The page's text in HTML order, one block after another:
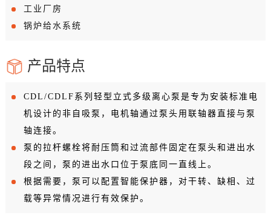
工业厂房
锅炉给水系统
产品特点
CDL/CDLF系列轻型立式多级离心泵是专为安装标准电
机设计的非自吸泵，电机轴通过泵头用联轴器直接与泵
轴连接。
泵的拉杆螺栓将耐压筒和过流部件固定在泵头和进出水
段之间，泵的进出水口位于泵底同一直线上。
根据需要，泵可以配置智能保护器，对干转、缺相、过
载等异常情况进行有效保护。